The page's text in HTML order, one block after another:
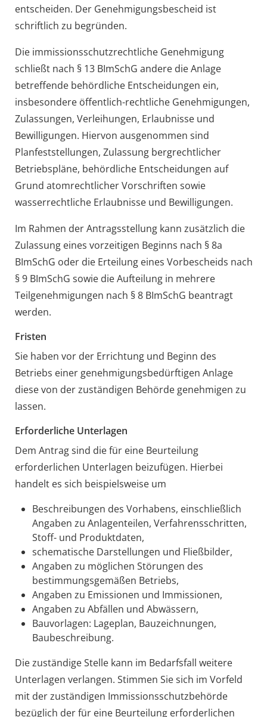
entscheiden. Der Genehmigungsbescheid ist
schriftlich zu begründen.
Die immissionsschutzrechtliche Genehmigung
schließt nach § 13 BImSchG andere die Anlage
betreffende behördliche Entscheidungen ein,
insbesondere öffentlich-rechtliche Genehmigungen,
Zulassungen, Verleihungen, Erlaubnisse und
Bewilligungen. Hiervon ausgenommen sind
Planfeststellungen, Zulassung bergrechtlicher
Betriebspläne, behördliche Entscheidungen auf
Grund atomrechtlicher Vorschriften sowie
wasserrechtliche Erlaubnisse und Bewilligungen.
Im Rahmen der Antragsstellung kann zusätzlich die
Zulassung eines vorzeitigen Beginns nach § 8a
BImSchG oder die Erteilung eines Vorbescheids nach
§ 9 BImSchG sowie die Aufteilung in mehrere
Teilgenehmigungen nach § 8 BImSchG beantragt
werden.
Fristen
Sie haben vor derErrichtung und Beginn des
Betriebs einer genehmigungsbedürftigen Anlage
diese von der zuständigen Behörde genehmigen zu
lassen.
Erforderliche Unterlagen
Dem Antrag sind die für eine Beurteilung
erforderlichen Unterlagen beizufügen. Hierbei
handelt es sich beispielsweise um
Beschreibungen des Vorhabens, einschließlich
Angaben zu Anlagenteilen, Verfahrensschritten,
Stoff- und Produktdaten,
schematische Darstellungen und Fließbilder,
Angaben zu möglichen Störungen des
bestimmungsgemäßen Betriebs,
Angaben zu Emissionen und Immissionen,
Angaben zu Abfällen und Abwässern,
Bauvorlagen: Lageplan, Bauzeichnungen,
Baubeschreibung.
Die zuständige Stelle kann im Bedarfsfall weitere
Unterlagen verlangen. Stimmen Sie sich im Vorfeld
mit der zuständigen Immissionsschutzbehörde
bezüglich der für eine Beurteilung erforderlichen